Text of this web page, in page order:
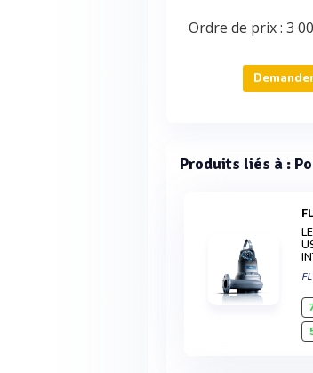
Ordre de prix :3
Produits liés à :